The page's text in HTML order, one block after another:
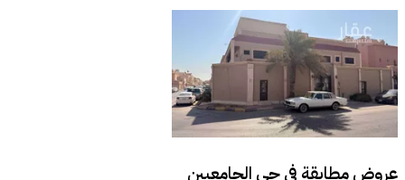
عروض مطابقة فيحي الجامعيين